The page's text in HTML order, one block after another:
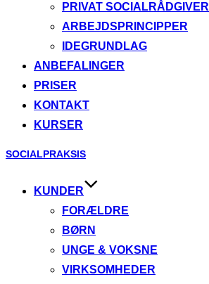
PRIVAT SOCIALRÅDGIVER
ARBEJDSPRINCIPPER
IDEGRUNDLAG
ANBEFALINGER
PRISER
KONTAKT
KURSER
Videre
indhold
SOCIALPRAKSIS
KUNDER
FORÆLDRE
BØRN
UNGE & VOKSNE
VIRKSOMHEDER